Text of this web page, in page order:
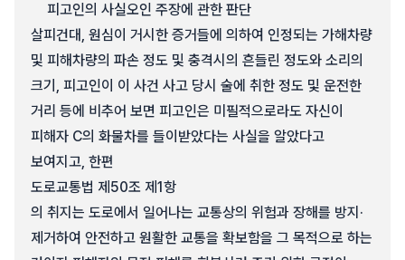
피고인의 사실오인 주장에 관한 판단
살피건대, 원심이 거시한 증거들에 의하여 인정되는 가해차량
및 피해차량의 파손 정도 및 충격시의 흔들린 정도와 소리의
크기, 피고인이 이 사건 사고 당시 술에 취한 정도 및 운전한
거리 등에 비추어 보면 피고인은 미필적으로라도 자신이
피해자 C의 화물차를 들이받았다는 사실을 알았다고
보여지고, 한편
도로교통법 제50조 제1항
의 취지는 도로에서 일어나는 교통상의 위험과 장해를 방지·
제거하여 안전하고 원활한 교통을 확보함을 그 목적으로 하는